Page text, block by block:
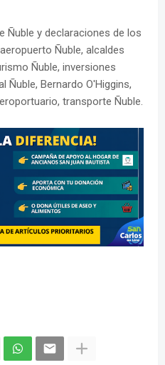
Ñuble y declaraciones de los
aeropuerto Ñuble, alcaldes
Ñuble, inversiones
Ñuble, Bernardo O'Higgins,
transporte Ñuble.